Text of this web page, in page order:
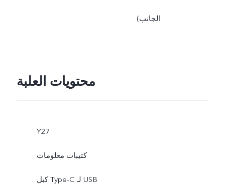
الجانب)
محتويات العلبة
Y27
كتيبات معلومات
كبل Type-C لـ USB